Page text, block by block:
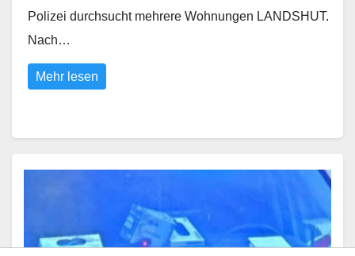
Polizei durchsucht mehrere Wohnungen LANDSHUT.
Nach…
Mehr lesen